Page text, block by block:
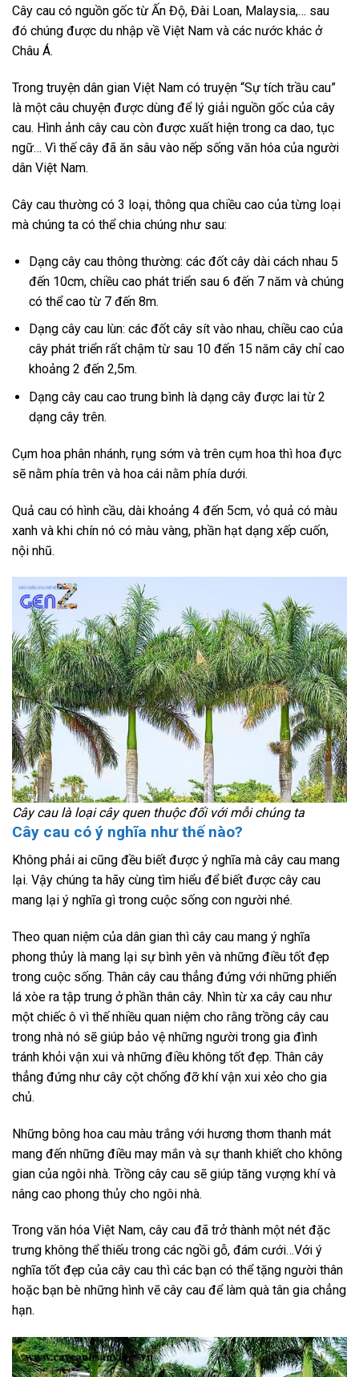
Cây cau có nguồn gốc từ Ấn Độ, Đài Loan, Malaysia,… sau
đó chúng được du nhập về Việt Nam và các nước khác ở
Châu Á.
Trong truyện dân gian Việt Nam có truyện “Sự tích trầu cau”
là một câu chuyện được dùng để lý giải nguồn gốc của cây
cau. Hình ảnh cây cau còn được xuất hiện trong ca dao, tục
ngữ… Vì thế cây đã ăn sâu vào nếp sống văn hóa của người
dân Việt Nam.
Cây cau thường có 3 loại, thông qua chiều cao của từng loại
mà chúng ta có thể chia chúng như sau:
Dạng cây cau thông thường: các đốt cây dài cách nhau 5
đến 10cm, chiều cao phát triển sau 6 đến 7 năm và chúng
có thể cao từ 7 đến 8m.
Dạng cây cau lùn: các đốt cây sít vào nhau, chiều cao của
cây phát triển rất chậm từ sau 10 đến 15 năm cây chỉ cao
khoảng 2 đến 2,5m.
Dạng cây cau cao trung bình là dạng cây được lai từ 2
dạng cây trên.
Cụm hoa phân nhánh, rụng sớm và trên cụm hoa thì hoa đực
sẽ nằm phía trên và hoa cái nằm phía dưới.
Quả cau có hình cầu, dài khoảng 4 đến 5cm, vỏ quả có màu
xanh và khi chín nó có màu vàng, phần hạt dạng xếp cuốn,
nội nhũ.
Cây cau là loại cây quen thuộc đối với mỗi chúng ta
Cây cau có ý nghĩa như thế nào?
Không phải ai cũng đều biết được ý nghĩa mà cây cau mang
lại. Vậy chúng ta hãy cùng tìm hiểu để biết được cây cau
mang lại ý nghĩa gì trong cuộc sống con người nhé.
Theo quan niệm của dân gian thì cây cau mang ý nghĩa
phong thủy là mang lại sự bình yên và những điều tốt đẹp
trong cuộc sống. Thân cây cau thẳng đứng với những phiến
lá xòe ra tập trung ở phần thân cây. Nhìn từ xa cây cau như
một chiếc ô vì thế nhiều quan niệm cho rằng trồng cây cau
trong nhà nó sẽ giúp bảo vệ những người trong gia đình
tránh khỏi vận xui và những điều không tốt đẹp. Thân cây
thẳng đứng như cây cột chống đỡ khí vận xui xẻo cho gia
chủ.
Những bông hoa cau màu trắng với hương thơm thanh mát
mang đến những điều may mắn và sự thanh khiết cho không
gian của ngôi nhà. Trồng cây cau sẽ giúp tăng vượng khí và
nâng cao phong thủy cho ngôi nhà.
Trong văn hóa Việt Nam, cây cau đã trở thành một nét đặc
trưng không thể thiếu trong các ngồi gỗ, đám cưới…Với ý
nghĩa tốt đẹp của cây cau thì các bạn có thể tặng người thân
hoặc bạn bè những hình vẽ cây cau để làm quà tân gia chẳng
hạn.